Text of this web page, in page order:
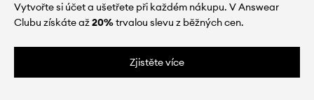
Vytvořte si účet a ušetřete při každém nákupu. V Answear
Clubu získáte až20%trvalou slevu z běžných cen.
Zjistěte více